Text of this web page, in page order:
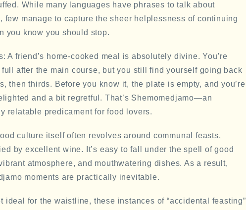
While many languages have phrases to talk about
few manage to capture the sheer helplessness of continuing
you know you should stop.
A friend’s home-cooked meal is absolutely divine. You’re
after the main course, but you still find yourself going back
then thirds. Before you know it, the plate is empty, and you’re
and a bit regretful. That’s Shemomedjamo—an
relatable predicament for food lovers.
culture itself often revolves around communal feasts,
by excellent wine. It’s easy to fall under the spell of good
atmosphere, and mouthwatering dishes. As a result,
moments are practically inevitable.
ideal for the waistline, these instances of “accidental feasting”